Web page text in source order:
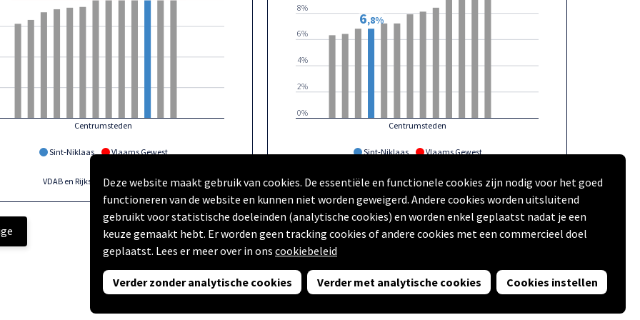
Deze website maakt gebruik van cookies. De essentiële en functionele cookies zijn nodig voor het goed
functioneren van de website en kunnen niet worden geweigerd. Andere cookies worden uitsluitend
gebruikt voor statistische doeleinden (analytische cookies) en worden enkel geplaatst nadat je een
keuze gemaakt hebt. Er worden geen tracking cookies of andere cookies met een commercieel doel
geplaatst. Lees er meer over in ons cookiebeleid
Verder zonder analytische cookies Verder met analytische cookies Cookies instellen
Sint-Niklaas Vlaams Gewest
Centrumsteden
VDAB en Rijksregister | provincies.incijfers.be | 2024
Sint-Niklaas Vlaams Gewest
Centrumsteden
0%
2%
4%
6%
8%
6,8%
VDAB en Rijksregister | provincies.incijfers.be| 2024
Volgende
Powered bySwing Stories
(Privacyverklaring,ToegankelijkheidsverklaringenDisclaimer)